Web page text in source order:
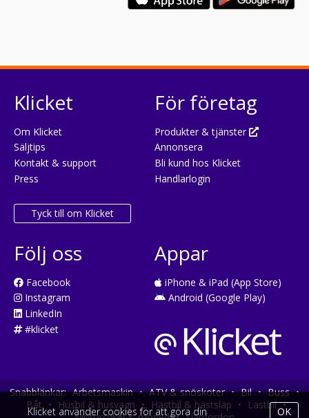
Klicket
Om Klicket
Säljtips
Kontakt & support
Press
Tyck till om Klicket
För företag
Produkter & tjänster
Annonsera
Bli kund hos Klicket
Handlarlogin
Följ oss
Facebook
Instagram
LinkedIn
#klicket
Appar
iPhone & iPad (App Store)
Android (Google Play)
Snabblänkar: Arbetsmaskin • ATV & snöskoter • Bil • Buss •
Båt • Husbil & husvagn • Hästbil & hästsläp • Lastbil •
Klicket använder cookies för att göra din
OK